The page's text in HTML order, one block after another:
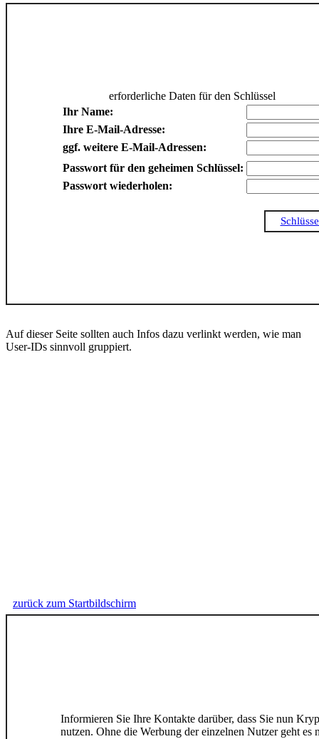
erforderliche Daten für den Schlüssel
Ihr Name:
Ihre E-Mail-Adresse:
ggf. weitere E-Mail-Adressen:
Passwort für den geheimen Schlüssel:
Passwort wiederholen:
Auf dieser Seite sollten auch Infos dazu verlinkt werden, wie man
User-IDs sinnvoll gruppiert.
zurück zum Startbildschirm
Informieren Sie Ihre Kontakte darüber, dass Sie nun
nutzen. Ohne die Werbung der einzelnen Nutzer geht es